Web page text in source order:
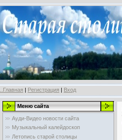
..Главная | Регистрация | Вход
Меню сайта
Ауди-Видео новости сайта
Музыкальный калейдоскоп
Летопись старой столицы